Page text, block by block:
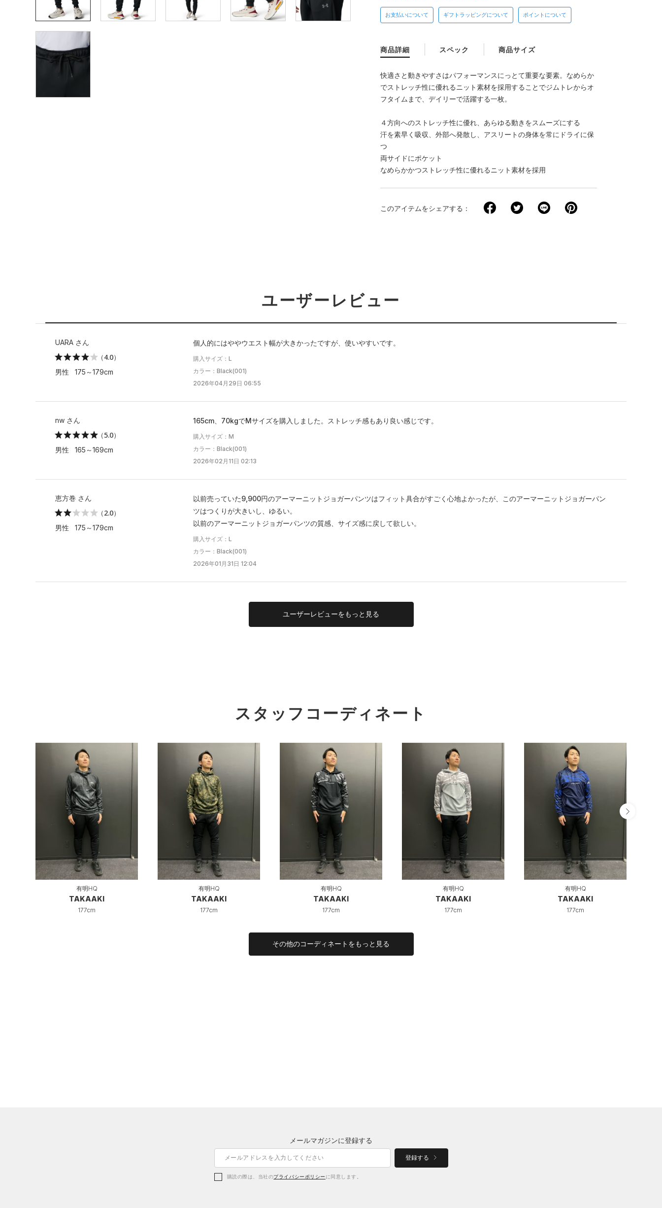
お支払いについて ギフトラッピングについて ポイントについて
商品詳細
快適さと動きやすさはパフォーマンスにっとて重要な要素。なめらか
でストレッチ性に優れるニット素材を採用することでジムトレからオ
フタイムまで、デイリーで活躍する一枚。
４方向へのストレッチ性に優れ、あらゆる動きをスムーズにする
汗を素早く吸収、外部へ発散し、アスリートの身体を常にドライに保
つ
両サイドにポケット
なめらかかつストレッチ性に優れるニット素材を採用
スペック 商品サイズ
このアイテムをシェアする
ユーザーレビュー
UARA さん
（4.0）
男性 175～179cm
個人的にはややウエスト幅が大きかったですが、使いやすいです。
購入サイズ：L
カラー：Black(001)
2026年04月29日 06:55
nw さん
（5.0）
男性 165～169cm
165cm、70kgでMサイズを購入しました。ストレッチ感もあり良い感じです。
購入サイズ：M
カラー：Black(001)
2026年02月11日 02:13
恵方巻 さん
（2.0）
男性 175～179cm
以前売っていた9,900円のアーマーニットジョガーパンツはフィット具合がすごく心地よかったが、このアーマーニットジョガーパン
ツはつくりが大きいし、ゆるい。
以前のアーマーニットジョガーパンツの質感、サイズ感に戻して欲しい。
購入サイズ：L
カラー：Black(001)
2026年01月31日 12:04
ユーザーレビューをもっと見る
スタッフコーディネート
有明HQ
TAKAAKI
177cm
有明HQ
TAKAAKI
177cm
有明HQ
TAKAAKI
177cm
有明HQ
TAKAAKI
177cm
有明HQ
TAKAAKI
177cm
その他のコーディネートをもっと見る
メールマガジンに登録する
登録する
購読の際は、当社のプライバシーポリシー に同意します。